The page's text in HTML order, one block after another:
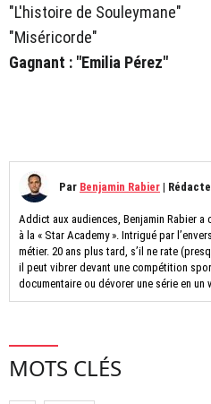
"L'histoire de Souleymane"
"Miséricorde"
Gagnant : "Emilia Pérez"
Par Benjamin Rabier |
Addict aux audiences, Benjamin Rabier
à la « Star Academy ». Intrigué par
métier. 20 ans plus tard, s’il ne rate
il peut vibrer devant une compétition
documentaire ou dévorer une série en un
MOTS CLÉS